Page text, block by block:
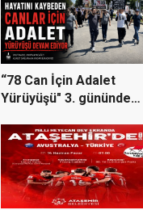
“78 Can İçin Adalet
Yürüyüşü" 3. gününde